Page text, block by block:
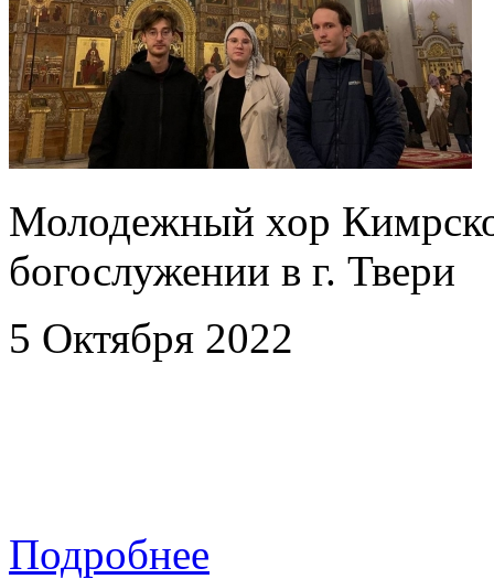
Молодежный хор
богослужении в г. Твери
5 Октября 2022
Подробнее